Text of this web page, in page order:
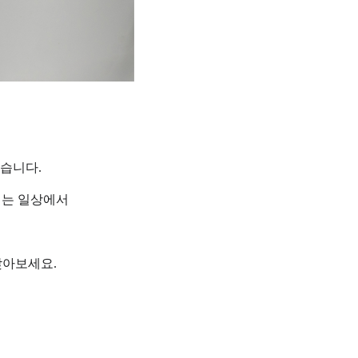
니다.
일상에서
보세요.